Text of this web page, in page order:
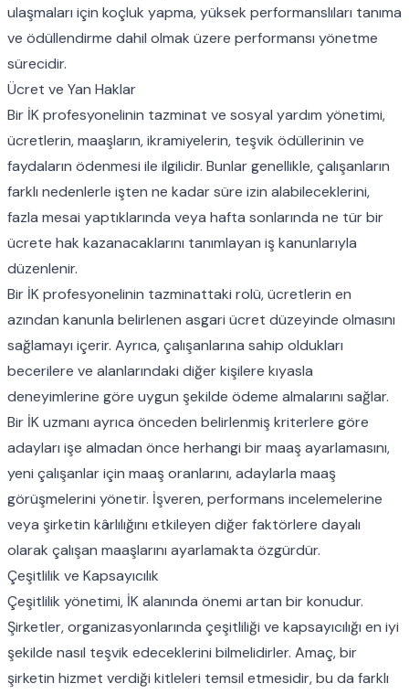
ulaşmaları için koçluk yapma, yüksek performanslıları tanıma
ve ödüllendirme dahil olmak üzere performansı yönetme
sürecidir.
Ücret ve Yan Haklar
Bir İK profesyonelinin tazminat ve sosyal yardım yönetimi,
ücretlerin, maaşların, ikramiyelerin, teşvik ödüllerinin ve
faydaların ödenmesi ile ilgilidir. Bunlar genellikle, çalışanların
farklı nedenlerle işten ne kadar süre izin alabileceklerini,
fazla mesai yaptıklarında veya hafta sonlarında ne tür bir
ücrete hak kazanacaklarını tanımlayan iş kanunlarıyla
düzenlenir.
Bir İK profesyonelinin tazminattaki rolü, ücretlerin en
azından kanunla belirlenen asgari ücret düzeyinde olmasını
sağlamayı içerir. Ayrıca, çalışanlarına sahip oldukları
becerilere ve alanlarındaki diğer kişilere kıyasla
deneyimlerine göre uygun şekilde ödeme almalarını sağlar.
Bir İK uzmanı ayrıca önceden belirlenmiş kriterlere göre
adayları işe almadan önce herhangi bir maaş ayarlamasını,
yeni çalışanlar için maaş oranlarını, adaylarla maaş
görüşmelerini yönetir. İşveren, performans incelemelerine
veya şirketin kârlılığını etkileyen diğer faktörlere dayalı
olarak çalışan maaşlarını ayarlamakta özgürdür.
Çeşitlilik ve Kapsayıcılık
Çeşitlilik yönetimi, İK alanında önemi artan bir konudur.
Şirketler, organizasyonlarında çeşitliliği ve kapsayıcılığı en iyi
şekilde nasıl teşvik edeceklerini bilmelidirler. Amaç, bir
şirketin hizmet verdiği kitleleri temsil etmesidir, bu da farklı